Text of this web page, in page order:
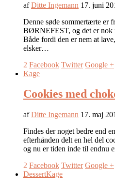
afDitte Ingemann 17. juni
Denne søde sommertærte
BØRNEFEST, og det er nok
Både fordi den er nem at
elsker…
2 Facebook Twitter Google +
Kage
Cookies med
afDitte Ingemann 17. maj
Findes der noget bedre end
efterhånden delt en hel del
og nu er tiden inde til endnu
2 Facebook Twitter Google +
DessertKage